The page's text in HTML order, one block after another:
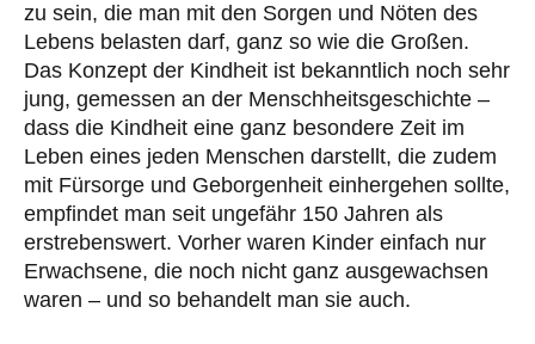
zu sein, die man mit den Sorgen und Nöten des
Lebens belasten darf, ganz so wie die Großen.
Das Konzept der Kindheit ist bekanntlich noch sehr
jung, gemessen an der Menschheitsgeschichte –
dass die Kindheit eine ganz besondere Zeit im
Leben eines jeden Menschen darstellt, die zudem
mit Fürsorge und Geborgenheit einhergehen sollte,
empfindet man seit ungefähr 150 Jahren als
erstrebenswert. Vorher waren Kinder einfach nur
Erwachsene, die noch nicht ganz ausgewachsen
waren – und so behandelt man sie auch.